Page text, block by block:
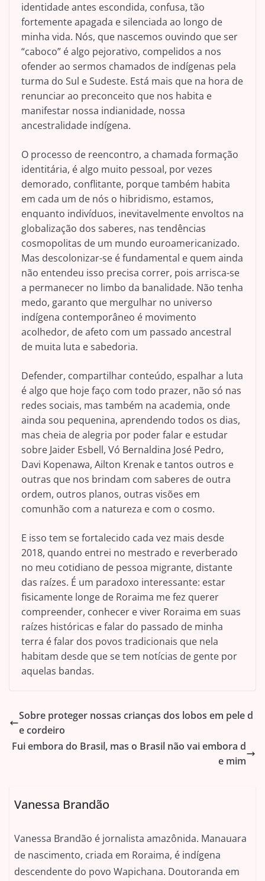
identidade antes escondida, confusa, tão
fortemente apagada e silenciada ao longo de
minha vida. Nós, que nascemos ouvindo que ser
“caboco” é algo pejorativo, compelidos a nos
ofender ao sermos chamados de indígenas pela
turma do Sul e Sudeste. Está mais que na hora de
renunciar ao preconceito que nos habita e
manifestar nossa indianidade, nossa
ancestralidade indígena.
O processo de reencontro, a chamada formação
identitária, é algo muito pessoal, por vezes
demorado, conflitante, porque também habita
em cada um de nós o hibridismo, estamos,
enquanto indivíduos, inevitavelmente envoltos na
globalização dos saberes, nas tendências
cosmopolitas de um mundo euroamericanizado.
Mas descolonizar-se é fundamental e quem ainda
não entendeu isso precisa correr, pois arrisca-se
a permanecer no limbo da banalidade. Não tenha
medo, garanto que mergulhar no universo
indígena contemporâneo é movimento
acolhedor, de afeto com um passado ancestral
de muita luta e sabedoria.
Defender, compartilhar conteúdo, espalhar a luta
é algo que hoje faço com todo prazer, não só nas
redes sociais, mas também na academia, onde
ainda sou pequenina, aprendendo todos os dias,
mas cheia de alegria por poder falar e estudar
sobre Jaider Esbell, Vó Bernaldina José Pedro,
Davi Kopenawa, Ailton Krenak e tantos outros e
outras que nos brindam com saberes de outra
ordem, outros planos, outras visões em
comunhão com a natureza e com o cosmo.
E isso tem se fortalecido cada vez mais desde
2018, quando entrei no mestrado e reverberado
no meu cotidiano de pessoa migrante, distante
das raízes. É um paradoxo interessante: estar
fisicamente longe de Roraima me fez querer
compreender, conhecer e viver Roraima em suas
raízes históricas e falar do passado de minha
terra é falar dos povos tradicionais que nela
habitam desde que se tem notícias de gente por
aquelas bandas.
Sobre proteger nossas crianças dos lobos em pele d
e cordeiro
Fui embora do Brasil, mas o Brasil não vai embora d
e mim
Vanessa Brandão
Vanessa Brandão é jornalista amazônida. Manauara
de nascimento, criada em Roraima, é indígena
descendente do povo Wapichana. Doutoranda em